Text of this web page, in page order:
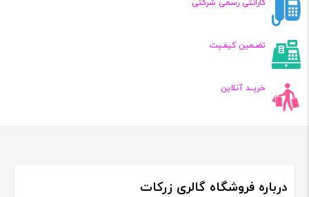
گارانتی رسمی شرکتی
تضـمین کیفـیت
خریــد آنلاین
درباره فروشگاه گالری زرکات